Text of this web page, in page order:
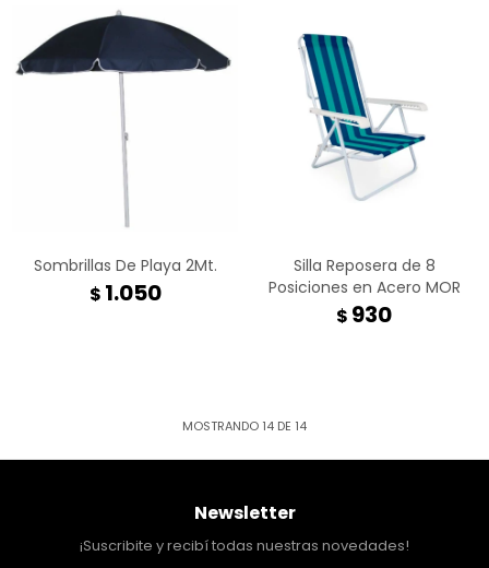
Sombrillas De Playa 2Mt.
$ 1.050
Silla Reposera de 8
Posiciones en Acero MOR
$ 930
MOSTRANDO 14 DE 14
Newsletter
¡Suscribite y recibí todas nuestras novedades!